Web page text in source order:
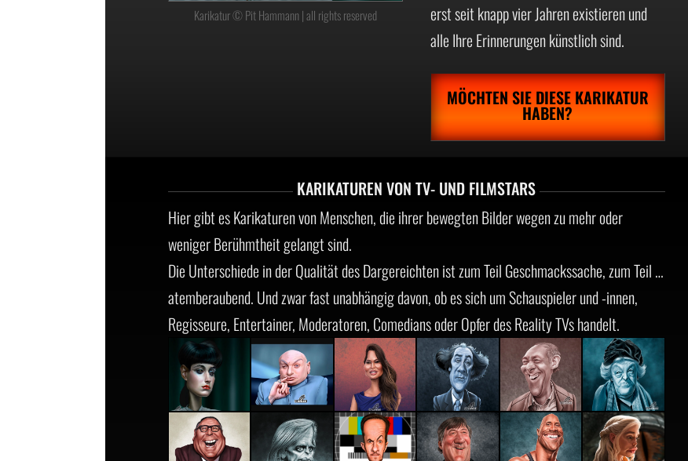
Karikatur © Pit Hammann | all rights reserved
erst seit knapp vier Jahren existieren und
alle Ihre Erinnerungen künstlich sind.
MÖCHTEN SIE DIESE KARIKATUR
HABEN?
KARIKATUREN VON TV- UND FILMSTARS
Hier gibt es Karikaturen von Menschen, die ihrer bewegten Bilder wegen zu mehr oder
weniger Berühmtheit gelangt sind.
Die Unterschiede in der Qualität des Dargereichten ist zum Teil Geschmackssache, zum Teil …
atemberaubend. Und zwar fast unabhängig davon, ob es sich um Schauspieler und -innen,
Regisseure, Entertainer, Moderatoren, Comedians oder Opfer des Reality TVs handelt.